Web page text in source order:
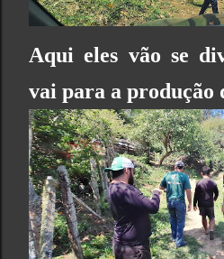
Aqui eles vão se
vai para a produção